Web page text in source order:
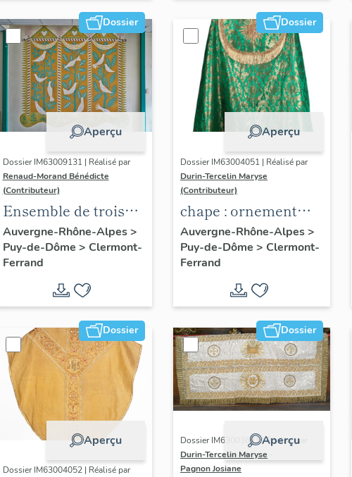
Dossier
Aperçu
Dossier IM63009131 | Réalisé par
Renaud-Morand Bénédicte
(Contributeur)
Ensemble de trois
peintures
monumentales :
Danse de jeunes
filles, panneau
décoratif avec
colombes, panneau
décoratif avec
animaux dans un
paysage
Auvergne-Rhône-Alpes>
Puy-de-Dôme > Clermont-
Ferrand
Dossier
Aperçu
Dossier IM63004051 | Réalisé par
Durin-Tercelin Maryse
(Contributeur)
chape : ornement
vert
Auvergne-Rhône-Alpes>
Puy-de-Dôme > Clermont-
Ferrand
Dossier
Aperçu
Dossier IM63004052 | Réalisé par
Dossier
Aperçu
Dossier IM63003621 | Réalisé par
Durin-Tercelin Maryse
Pagnon Josiane